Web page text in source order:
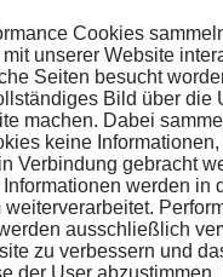
Cookies
unserer Website
Seiten besucht
Bild über die
machen. Dabei
keine
Verbindung gebracht
werden in
ausschließlich
zu verbessern und
der User abzustimmen.